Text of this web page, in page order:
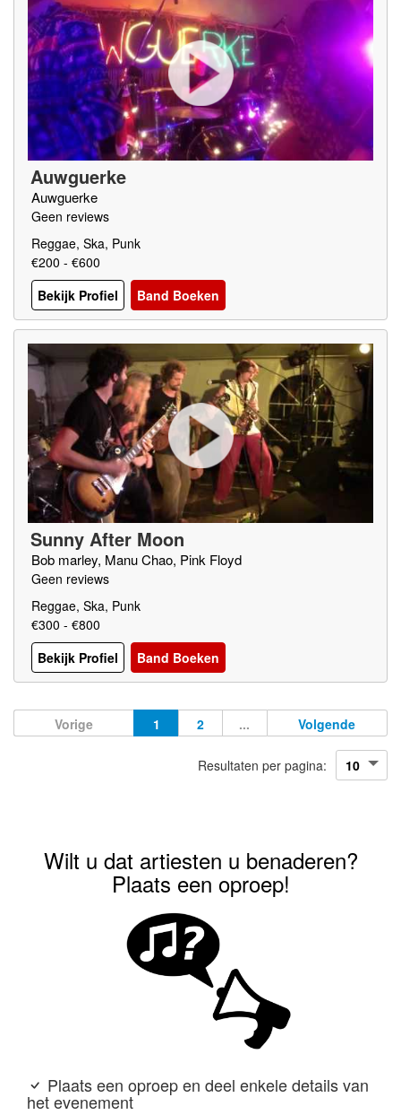
Auwguerke
Auwguerke
Geen reviews
Reggae, Ska, Punk
€200 - €600
Bekijk Profiel
Band Boeken
Sunny After Moon
Bob marley, Manu Chao, Pink Floyd
Geen reviews
Reggae, Ska, Punk
€300 - €800
Bekijk Profiel
Band Boeken
Vorige 1 2 ... Volgende
Resultaten per pagina:
Wilt u dat artiesten u benaderen?
Plaats een oproep!
Plaats een oproep en deel enkele details van
het evenement